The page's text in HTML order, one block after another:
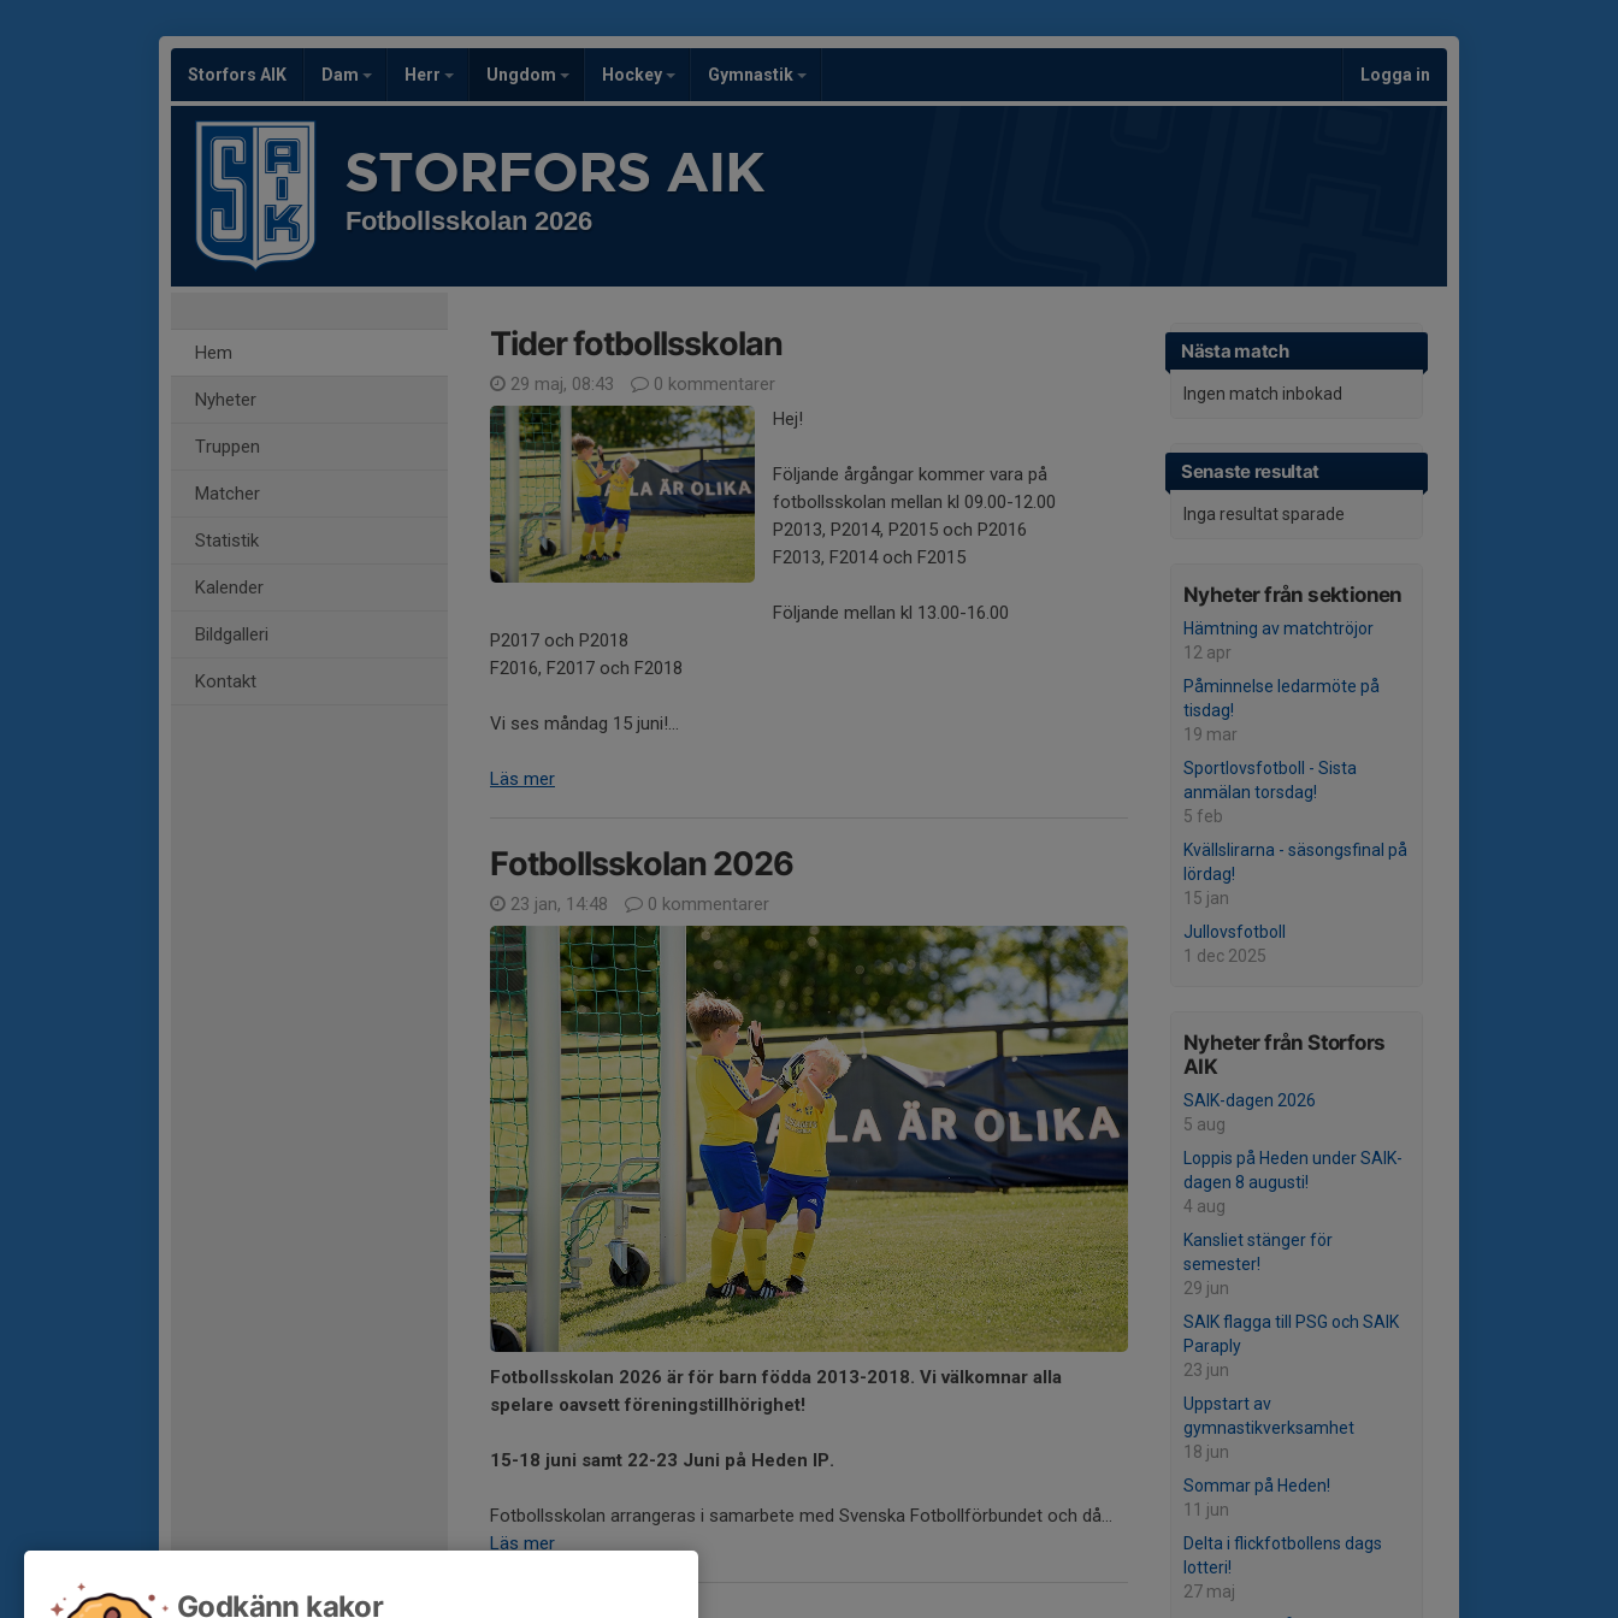
Storfors AIK Dam Herr Ungdom Hockey Gymnastik Logga in
STORFORS AIK
Fotbollsskolan 2026
Hem
Nyheter
Truppen
Matcher
Statistik
Kalender
Bildgalleri
Kontakt
Nästa match
Ingen match inbokad
Senaste resultat
Inga resultat sparade
Nyheter från sektionen
Hämtning av matchtröjor
12 apr
Påminnelse ledarmöte på
tisdag!
19 mar
Sportlovsfotboll - Sista
anmälan torsdag!
5 feb
Kvällslirarna - säsongsfinal på
lördag!
15 jan
Jullovsfotboll
1 dec 2025
Nyheter från Storfors
AIK
SAIK-dagen 2026
5 aug
Loppis på Heden under SAIK-
dagen 8 augusti!
4 aug
Kansliet stänger för
semester!
29 jun
SAIK flagga till PSG och SAIK
Paraply
23 jun
Uppstart av
gymnastikverksamhet
18 jun
Sommar på Heden!
11 jun
Delta i flickfotbollens dags
lotteri!
27 maj
Tider fotbollsskolan
29 maj, 08:43
0 kommentarer
Hej!
Följande årgångar kommer vara på
fotbollsskolan mellan kl 09.00-12.00
P2013, P2014, P2015 och P2016
F2013, F2014 och F2015
Följande mellan kl 13.00-16.00
P2017 och P2018
F2016, F2017 och F2018
Vi ses måndag 15 juni!...
Läs mer
Fotbollsskolan 2026
23 jan, 14:48 0 kommentarer
Fotbollsskolan 2026 är för barn födda 2013-2018. Vi välkomnar alla
spelare oavsett föreningstillhörighet!
15-18 juni samt 22-23 Juni på Heden IP.
Fotbollsskolan arrangeras i samarbete med Svenska Fotbollförbundet och då...
Läs mer
Godkänn kakor